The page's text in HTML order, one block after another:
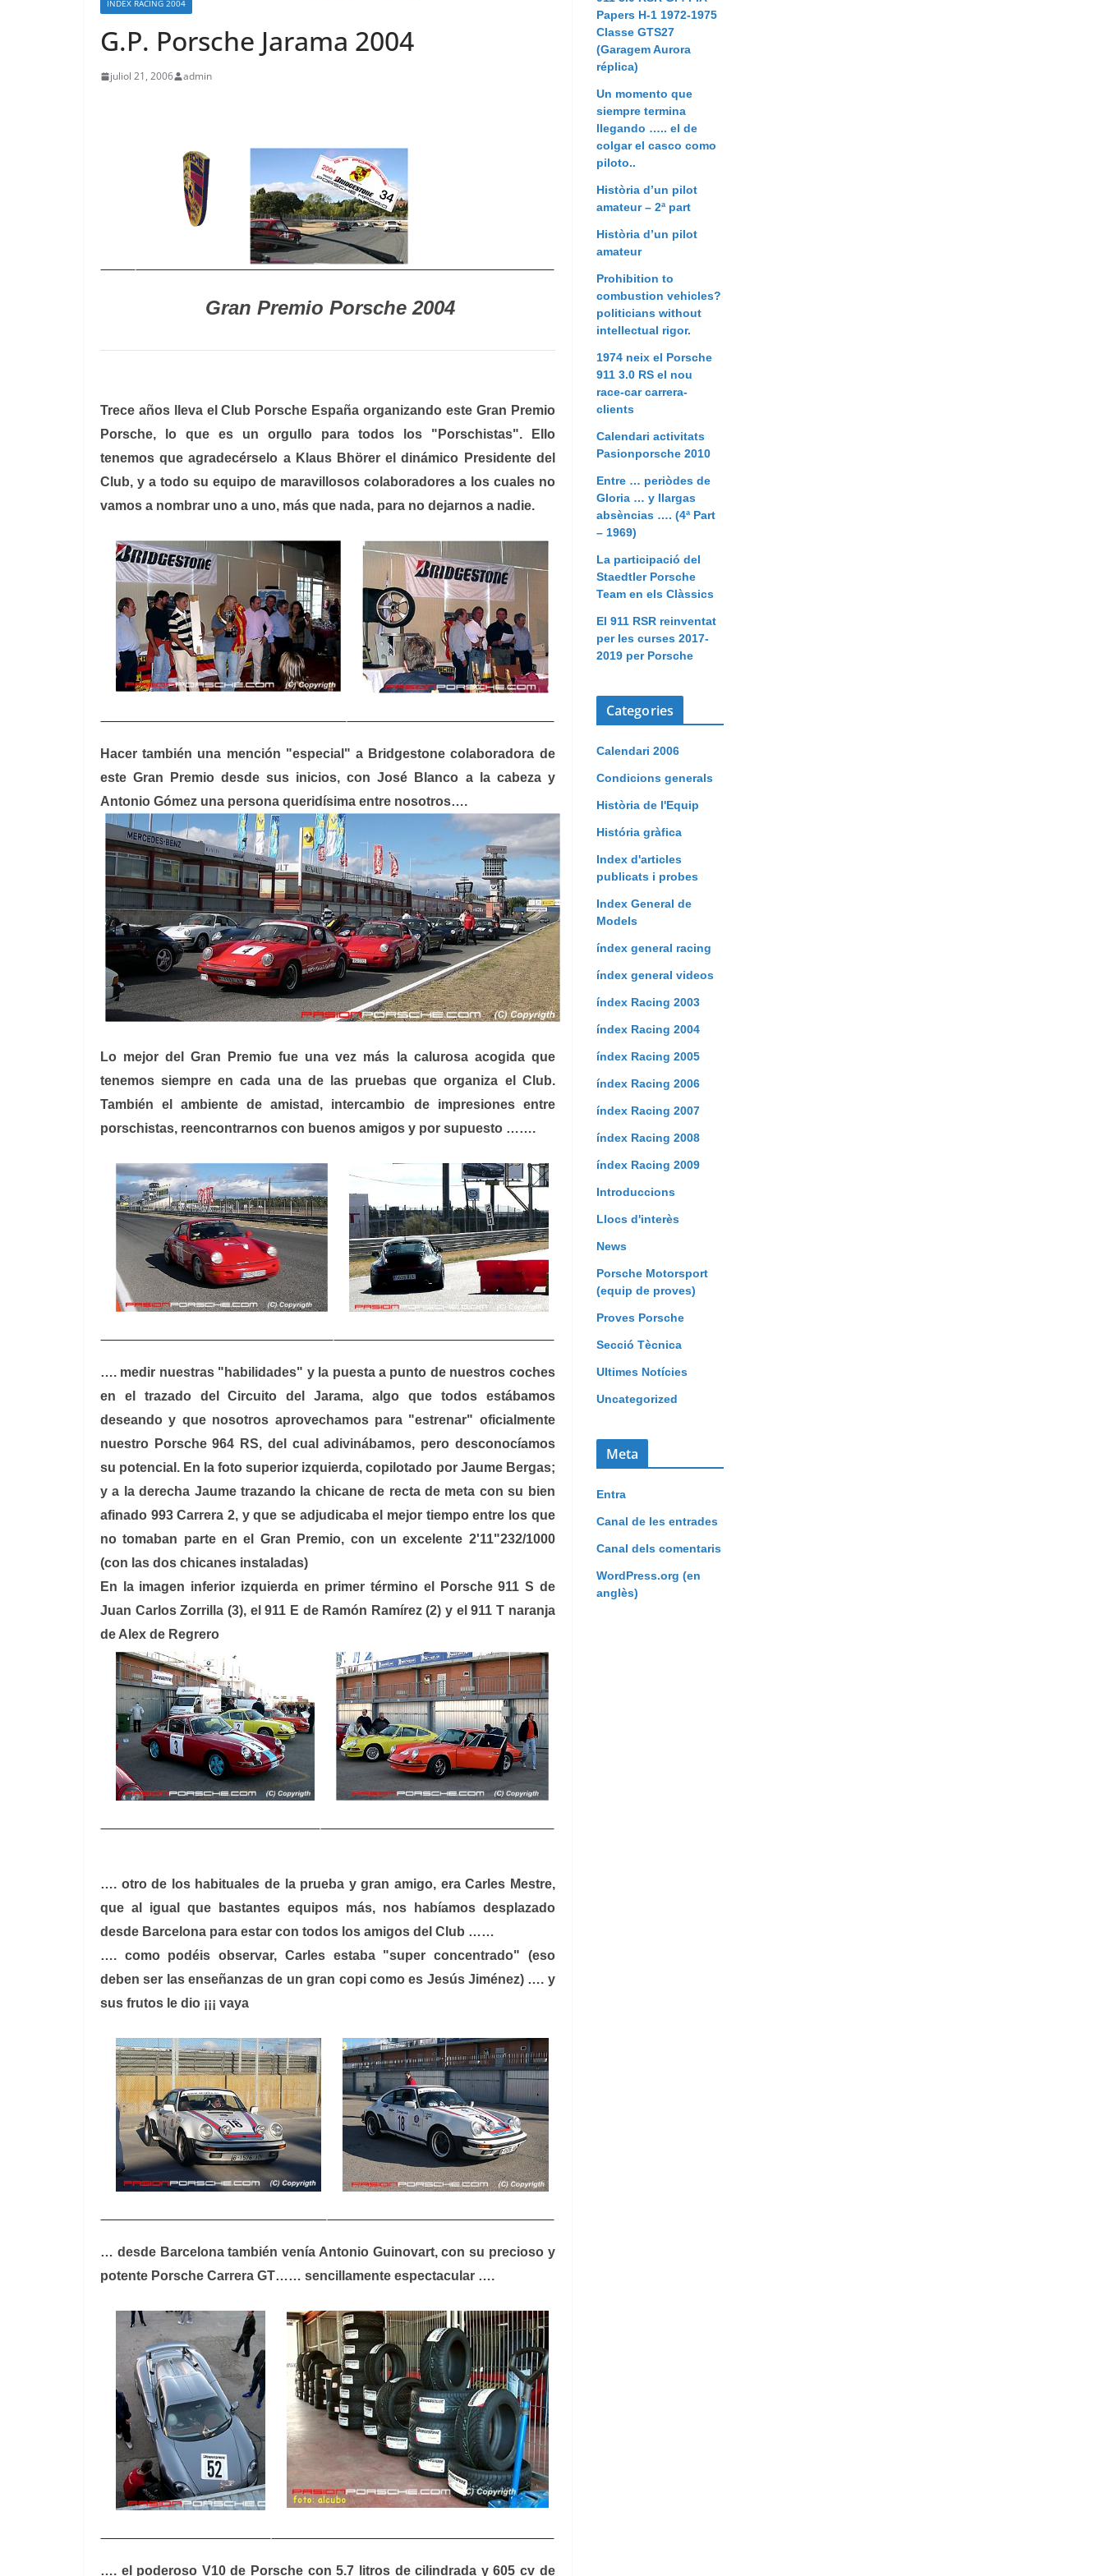
ÍNDEX RACING 2004
G.P. Porsche Jarama 2004
juliol 21, 2006 admin
Gran Premio Porsche 2004
Trece años lleva el Club Porsche España organizando este Gran Premio
Porsche, lo que es un orgullo para todos los "Porschistas". Ello
tenemos que agradecérselo a Klaus Bhörer el dinámico Presidente del
Club, y a todo su equipo de maravillosos colaboradores a los cuales no
vamos a nombrar uno a uno, más que nada, para no dejarnos a nadie.
Hacer también una mención "especial" a Bridgestone colaboradora de
este Gran Premio desde sus inicios, con José Blanco a la cabeza y
Antonio Gómez una persona queridísima entre nosotros….
Lo mejor del Gran Premio fue una vez más la calurosa acogida que
tenemos siempre en cada una de las pruebas que organiza el Club.
También el ambiente de amistad, intercambio de impresiones entre
porschistas, reencontrarnos con buenos amigos y por supuesto …….
…. medir nuestras "habilidades" y la puesta a punto de nuestros coches
en el trazado del Circuito del Jarama, algo que todos estábamos
deseando y que nosotros aprovechamos para "estrenar" oficialmente
nuestro Porsche 964 RS, del cual adivinábamos, pero desconocíamos
su potencial. En la foto superior izquierda, copilotado por Jaume Bergas;
y a la derecha Jaume trazando la chicane de recta de meta con su bien
afinado 993 Carrera 2, y que se adjudicaba el mejor tiempo entre los que
no tomaban parte en el Gran Premio, con un excelente 2'11"232/1000
(con las dos chicanes instaladas)
En la imagen inferior izquierda en primer término el Porsche 911 S de
Juan Carlos Zorrilla (3), el 911 E de Ramón Ramírez (2) y el 911 T naranja
de Alex de Regrero
…. otro de los habituales de la prueba y gran amigo, era Carles Mestre,
que al igual que bastantes equipos más, nos habíamos desplazado
desde Barcelona para estar con todos los amigos del Club ……
…. como podéis observar, Carles estaba "super concentrado" (eso
deben ser las enseñanzas de un gran copi como es Jesús Jiménez) …. y
sus frutos le dio ¡¡¡ vaya
… desde Barcelona también venía Antonio Guinovart, con su precioso y
potente Porsche Carrera GT…… sencillamente espectacular ….
…. el poderoso V10 de Porsche con 5.7 litros de cilindrada y 605 cv de
Papers H-1 1972-1975
Classe GTS27
(Garagem Aurora
réplica)
Un momento que
siempre termina
llegando ….. el de
colgar el casco como
piloto..
Història d’un pilot
amateur – 2ª part
Història d’un pilot
amateur
Prohibition to
combustion vehicles?
politicians without
intellectual rigor.
1974 neix el Porsche
911 3.0 RS el nou
race-car carrera-
clients
Calendari activitats
Pasionporsche 2010
Entre … periòdes de
Gloria … y llargas
absèncias …. (4ª Part
– 1969)
La participació del
Staedtler Porsche
Team en els Clàssics
El 911 RSR reinventat
per les curses 2017-
2019 per Porsche
Categories
Calendari 2006
Condicions generals
Història de l'Equip
História gràfica
Index d'articles
publicats i probes
Index General de
Models
índex general racing
índex general videos
índex Racing 2003
índex Racing 2004
índex Racing 2005
índex Racing 2006
índex Racing 2007
índex Racing 2008
índex Racing 2009
Introduccions
Llocs d'interès
News
Porsche Motorsport
(equip de proves)
Proves Porsche
Secció Tècnica
Ultimes Notícies
Uncategorized
Meta
Entra
Canal de les entrades
Canal dels comentaris
WordPress.org (en
anglès)